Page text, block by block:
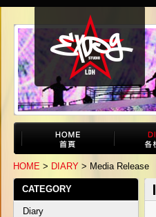
HOME > DIARY > Media Release
CATEGORY
Diary